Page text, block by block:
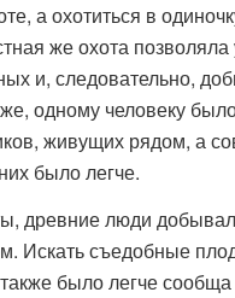
а охотиться в
же охота позволяла
и, следовательно,
одному человеку
живущих рядом, а
было легче.
древние люди
Искать съедобные
было легче